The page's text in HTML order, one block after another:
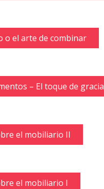
o el arte de combinar
– El toque de gracia
el mobiliario II
el mobiliario I